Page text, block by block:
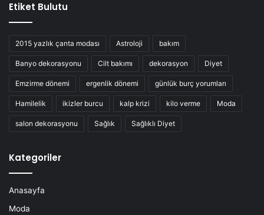
Etiket Bulutu
2015 yazlık çanta modası Astroloji bakım
Banyo dekorasyonu Cilt bakımı dekorasyon Diyet
Emzirme dönemi ergenlik dönemi günlük burç yorumları
Hamilelik ikizler burcu kalp krizi kilo verme Moda
salon dekorasyonu Sağlık Sağlıklı Diyet
Kategoriler
Anasayfa
Moda